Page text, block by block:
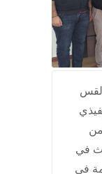
من
في
في